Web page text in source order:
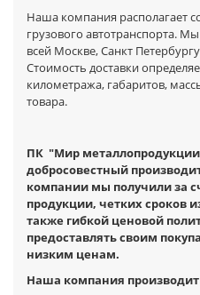
Наша компания располагает
грузового автотранспорта.
всей Москве, Санкт
Стоимость доставки
километража, габаритов,
товара.
ПК "Мир
добросовестный
компании мы получили за
продукции, четких сроков
также гибкой ценовой
предоставлять своим
низким ценам.
Наша компания производит